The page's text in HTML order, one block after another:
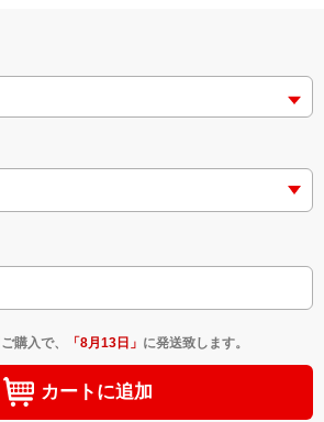
ご購入で、 「8月13日 」 に発送致します。
カートに追加